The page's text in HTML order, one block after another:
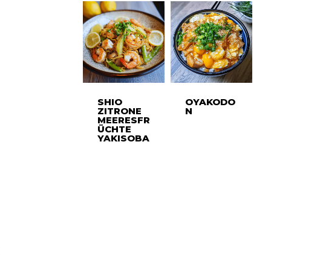
SHIO
ZITRONE
MEERESFR
ÜCHTE
YAKISOBA
OYAKODO
N